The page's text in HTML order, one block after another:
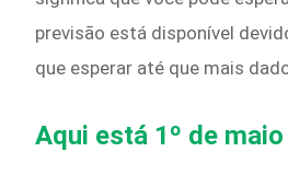
previsão está disponível
que esperar até que mais
Aqui está 1º de